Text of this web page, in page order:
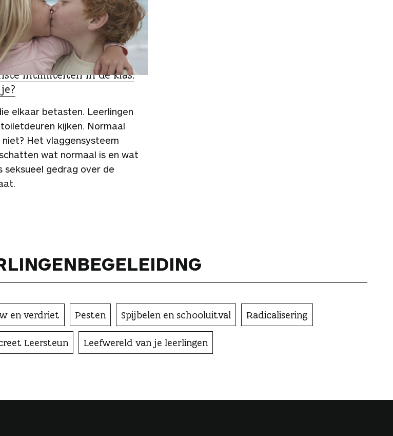
intimiteiten in de klas:
elkaar betasten. Leerlingen
kijken. Normaal
Het vlaggensysteem
wat normaal is en wat
seksueel gedrag over de
en verdriet Pesten Spijbelen en schooluitval Radicalisering
Leersteun Leefwereld van je leerlingen